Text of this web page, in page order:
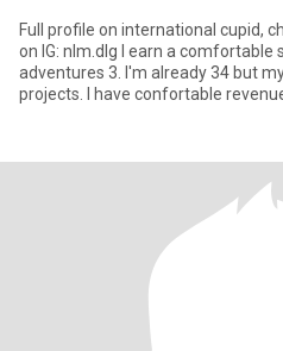
Full profile on international cupid,
on IG: nlm.dlg I earn a comfortable salary, I can take you on a life of
adventures 3. I'm already 34 but
projects. I have confortable